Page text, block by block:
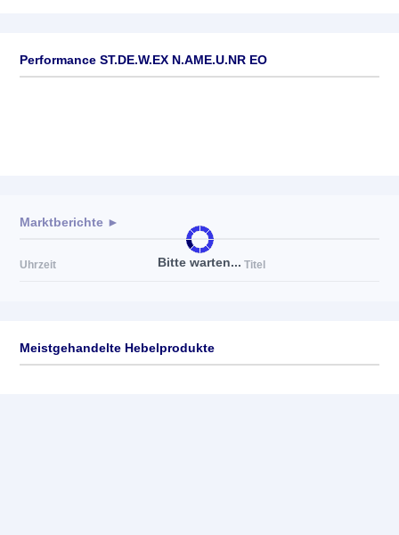
Performance ST.DE.W.EX N.AME.U.NR EO
Bitte warten...
Marktberichte ►
Uhrzeit Titel
Meistgehandelte Hebelprodukte